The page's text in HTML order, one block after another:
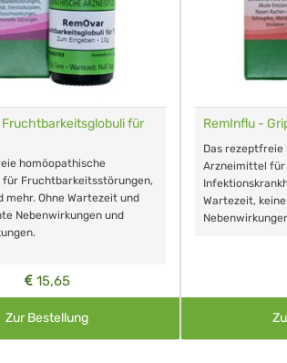
Fruchtbarkeitsglobuli für
homöopathische
Fruchtbarkeitsstörungen,
mehr. Ohne Wartezeit und
Nebenwirkungen und
15,65
Zur Bestellung
RemInflu -
Das
Arzneimittel
Wartezeit,